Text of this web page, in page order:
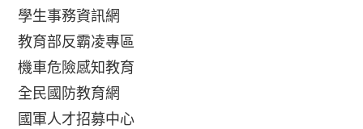
學生事務資訊網
教育部反霸凌專區
機車危險感知教育
全民國防教育網
國軍人才招募中心